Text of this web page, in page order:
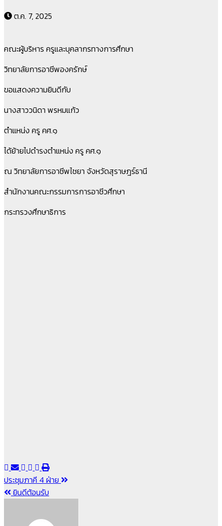
ต.ค. 7, 2025
คณะผู้บริหาร ครูและบุคลากรทางการศึกษา
วิทยาลัยการอาชีพองครักษ์
ขอแสดงความยินดีกับ
นางสาววนิดา พรหมแก้ว
ตำแหน่ง ครู คศ.๑
ได้ย้ายไปดำรงตำแหน่ง ครู คศ.๑
ณ วิทยาลัยการอาชีพไชยา จังหวัดสุราษฎร์ธานี
สำนักงานคณะกรรมการการอาชีวศึกษา
กระทรวงศึกษาธิการ
แนะแนว
เรื่อง
ประชุมภาคี 4 ฝ่าย
ยินดีต้อนรับ